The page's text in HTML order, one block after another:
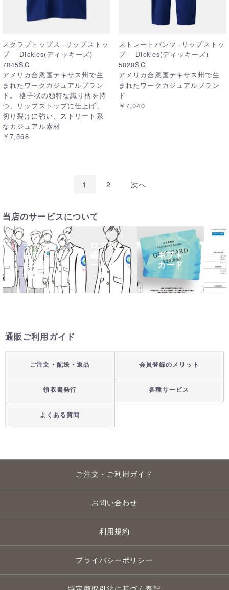
スクラブトップス -リップストッ
プ- Dickies(ディッキーズ)
7045SC
アメリカ合衆国テキサス州で生
まれたワークカジュアルブラン
ド。 格子状の独特な織り柄を持
つ、リップストップに仕上げ、
切り裂けに強い、ストリート系
なカジュアル素材
￥7,568
ストレートパンツ -リップストッ
プ- Dickies(ディッキーズ)
5020SC
アメリカ合衆国テキサス州で生
まれたワークカジュアルブラン
ド
￥7,040
1 2 次へ
当店のサービスについて
チーム
白衣・
白衣団
体購入
ロゴ刺
繍・ネ
ーム刺
繍
ギフト
カード
通販ご利用ガイド
ご注文・配送・返品 会員登録のメリット
領収書発行 各種サービス
よくある質問
ご注文・ご利用ガイド
お問い合わせ
利用規約
プライバシーポリシー